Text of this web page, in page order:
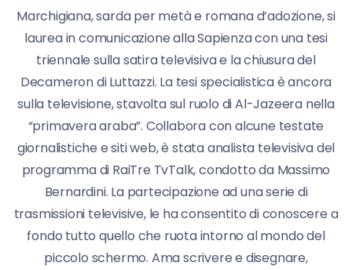
Marchigiana, sarda per metà e romana d’adozione, si
laurea in comunicazione alla Sapienza con una tesi
triennale sulla satira televisiva e la chiusura del
Decameron di Luttazzi. La tesi specialistica è ancora
sulla televisione, stavolta sul ruolo di Al-Jazeera nella
“primavera araba”. Collabora con alcune testate
giornalistiche e siti web, è stata analista televisiva del
programma di RaiTre TvTalk, condotto da Massimo
Bernardini. La partecipazione ad una serie di
trasmissioni televisive, le ha consentito di conoscere a
fondo tutto quello che ruota intorno al mondo del
piccolo schermo. Ama scrivere e disegnare,